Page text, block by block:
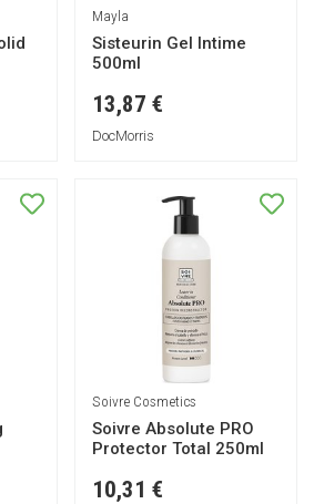
Mayla
Sisteurin Gel Intime
500ml
13,87 €
DocMorris
Soivre Cosmetics
Soivre Absolute PRO
Protector Total 250ml
10,31 €